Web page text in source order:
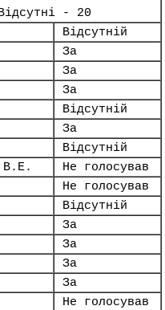
- 20
Відсутній
За
За
За
Відсутній
За
Відсутній
В.Е.
Не голосував
Не голосував
Відсутній
За
За
За
За
Не голосував